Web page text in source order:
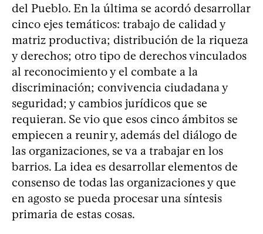
del Pueblo. En la última se acordó desarrollar
cinco ejes temáticos: trabajo de calidad y
matriz productiva; distribución de la riqueza
y derechos; otro tipo de derechos vinculados
al reconocimiento y el combate a la
discriminación; convivencia ciudadana y
seguridad; y cambios jurídicos que se
requieran. Se vio que esos cinco ámbitos se
empiecen a reunir y, además del diálogo de
las organizaciones, se va a trabajar en los
barrios. La idea es desarrollar elementos de
consenso de todas las organizaciones y que
en agosto se pueda procesar una síntesis
primaria de estas cosas.